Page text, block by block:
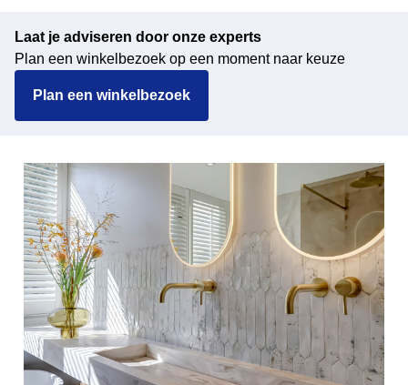
Laat je adviseren door onze experts
Plan een winkelbezoek op een moment naar keuze
Plan een winkelbezoek